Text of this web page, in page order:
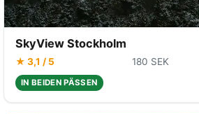
SkyView Stockholm
★ 3,1 / 5 180 SEK
IN BEIDEN PÄSSEN